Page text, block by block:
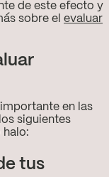
de este efecto y
sobre el evaluar
en las
siguientes
halo:
tus